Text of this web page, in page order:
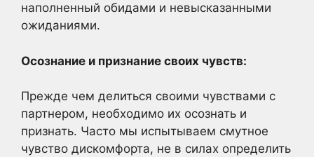
наполненный обидами и невысказанными
ожиданиями.
Осознание и признание своих чувств:
Прежде чем делиться своими чувствами с
партнером, необходимо их осознать и
признать. Часто мы испытываем смутное
чувство дискомфорта, не в силах определить